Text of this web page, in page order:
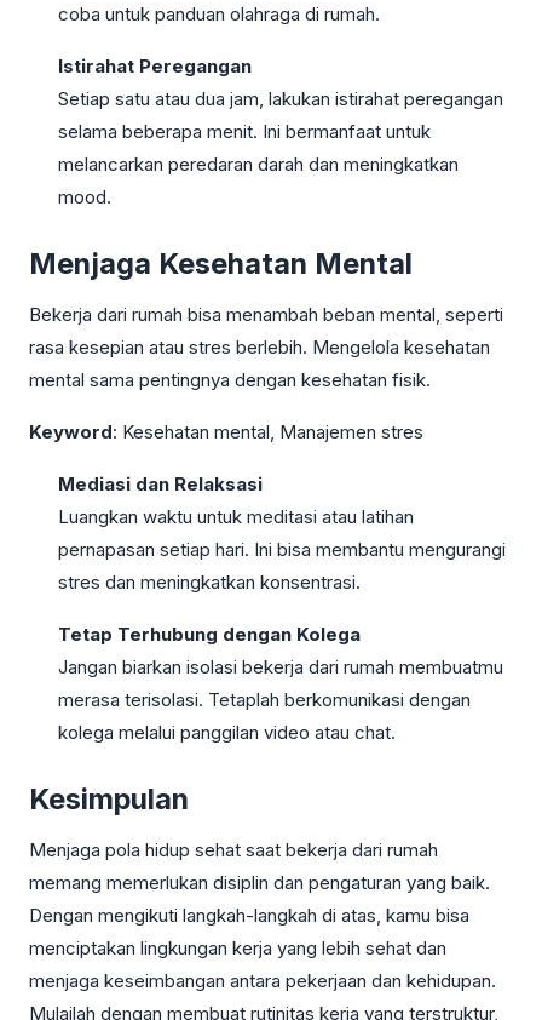
coba untuk panduan olahraga di rumah.
Istirahat Peregangan
Setiap satu atau dua jam, lakukan istirahat peregangan
selama beberapa menit. Ini bermanfaat untuk
melancarkan peredaran darah dan meningkatkan
mood.
Menjaga Kesehatan Mental
Bekerja dari rumah bisa menambah beban mental, seperti
rasa kesepian atau stres berlebih. Mengelola kesehatan
mental sama pentingnya dengan kesehatan fisik.
Keyword: Kesehatan mental, Manajemen stres
Mediasi dan Relaksasi
Luangkan waktu untuk meditasi atau latihan
pernapasan setiap hari. Ini bisa membantu mengurangi
stres dan meningkatkan konsentrasi.
Tetap Terhubung dengan Kolega
Jangan biarkan isolasi bekerja dari rumah membuatmu
merasa terisolasi. Tetaplah berkomunikasi dengan
kolega melalui panggilan video atau chat.
Kesimpulan
Menjaga pola hidup sehat saat bekerja dari rumah
memang memerlukan disiplin dan pengaturan yang baik.
Dengan mengikuti langkah-langkah di atas, kamu bisa
menciptakan lingkungan kerja yang lebih sehat dan
menjaga keseimbangan antara pekerjaan dan kehidupan.
Mulailah dengan membuat rutinitas kerja yang terstruktur,